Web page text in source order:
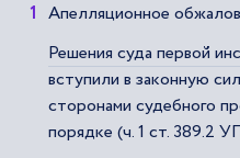
Апелляционное
Решения суда первой
вступили в законную
сторонами судебного
порядке (ч. 1 ст. 389.2